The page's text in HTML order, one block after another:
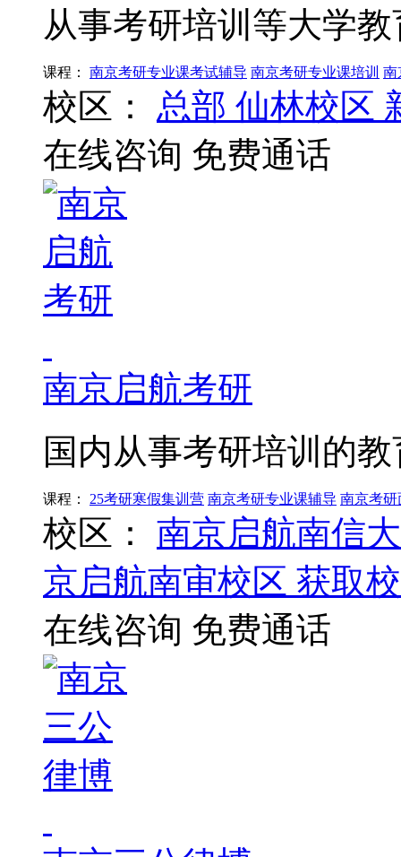
从事考研培训等大学
课程： 南京考研专业课考试辅导 南京考研专业课培训 南
校区： 总部 仙林校区
在线咨询 免费通话
南京启航考研
国内从事考研培训的
课程： 25考研寒假集训营 南京考研专业课辅导 南京考研
校区：
南京启航南信
京启航南审校区 获取
在线咨询 免费通话